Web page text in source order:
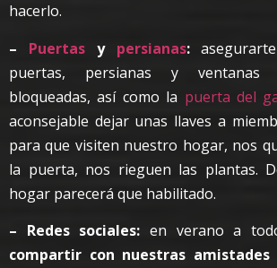
hacerlo.
– Puertasy persianas:
puertas, persianas y ventanas
bloqueadas, así como la puerta del
aconsejable dejar unas llaves a
para que visiten nuestro hogar, nos
la puerta, nos rieguen las plantas.
hogar parecerá que habilitado.
– Redes sociales: en verano a
compartir con nuestras amistades